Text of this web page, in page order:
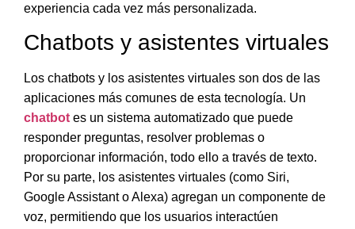
experiencia cada vez más personalizada.
Chatbots y asistentes virtuales
Los chatbots y los asistentes virtuales son dos de las
aplicaciones más comunes de esta tecnología. Un
chatbot es un sistema automatizado que puede
responder preguntas, resolver problemas o
proporcionar información, todo ello a través de texto.
Por su parte, los asistentes virtuales (como Siri,
Google Assistant o Alexa) agregan un componente de
voz, permitiendo que los usuarios interactúen